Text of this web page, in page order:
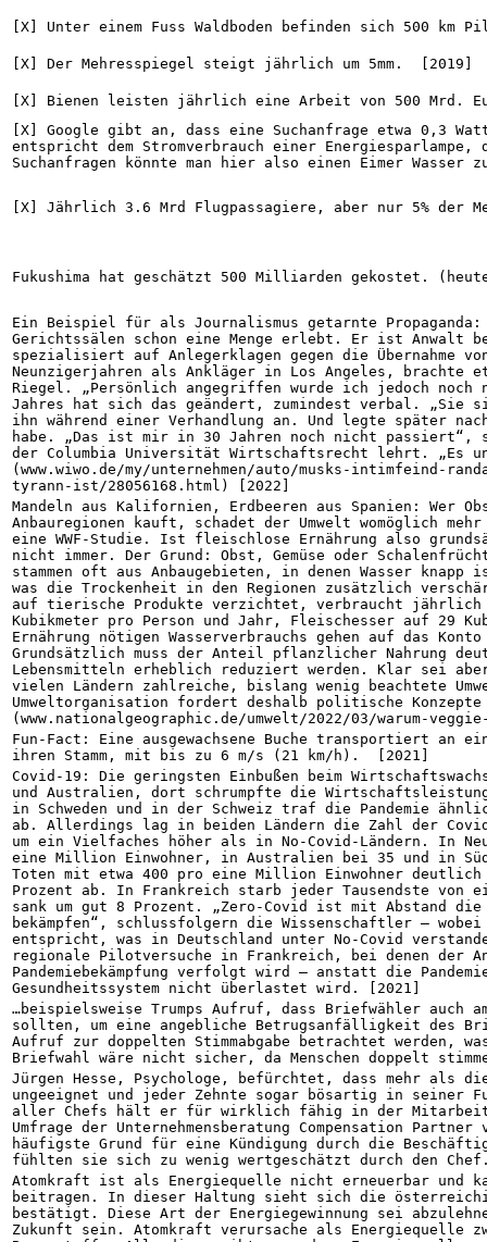
[X] Unter einem Fuss Waldboden befinden sich 500 km
[X] Der Mehresspiegel steigt jährlich um 5mm.  [2019]
[X] Bienen leisten jährlich eine Arbeit von 500 Mrd.
[X] Google gibt an, dass eine Suchanfrage etwa 0,3
entspricht dem Stromverbrauch einer
Suchanfragen könnte man hier also einen Eimer Wasser
[X] Jährlich 3.6 Mrd Flugpassagiere, aber nur 5% der
Fukushima hat geschätzt 500 Milliarden gekostet.
Ein Beispiel für als Journalismus getarnte Propaganda:
Gerichtssälen schon eine Menge erlebt. Er ist Anwalt
spezialisiert auf Anlegerklagen gegen die Übernahme
Neunzigerjahren als Ankläger in Los Angeles, brachte
Riegel. „Persönlich angegriffen wurde ich jedoch noch
Jahres hat sich das geändert, zumindest verbal. „Sie
ihn während einer Verhandlung an. Und legte später
habe. „Das ist mir in 30 Jahren noch nicht passiert“,
der Columbia Universität Wirtschaftsrecht lehrt. „Es
(www.wiwo.de/my/unternehmen/auto/musks-intimfeind-
tyrann-ist/28056168.html) [2022]
Mandeln aus Kalifornien, Erdbeeren aus Spanien: Wer
Anbauregionen kauft, schadet der Umwelt womöglich
eine WWF-Studie. Ist fleischlose Ernährung also
nicht immer. Der Grund: Obst, Gemüse oder
stammen oft aus Anbaugebieten, in denen Wasser
was die Trockenheit in den Regionen zusätzlich
auf tierische Produkte verzichtet, verbraucht jährlich
Kubikmeter pro Person und Jahr, Fleischesser auf 29
Ernährung nötigen Wasserverbrauchs gehen auf das
Grundsätzlich muss der Anteil pflanzlicher Nahrung
Lebensmitteln erheblich reduziert werden. Klar sei
vielen Ländern zahlreiche, bislang wenig beachtete
Umweltorganisation fordert deshalb politische Konzepte
(www.nationalgeographic.de/umwelt/2022/03/warum-
Fun-Fact: Eine ausgewachsene Buche transportiert an
ihren Stamm, mit bis zu 6 m/s (21 km/h).  [2021]
Covid-19: Die geringsten Einbußen beim
und Australien, dort schrumpfte die
in Schweden und in der Schweiz traf die Pandemie
ab. Allerdings lag in beiden Ländern die Zahl der
um ein Vielfaches höher als in No-Covid-Ländern. In
eine Million Einwohner, in Australien bei 35 und in
Toten mit etwa 400 pro eine Million Einwohner
Prozent ab. In Frankreich starb jeder Tausendste
sank um gut 8 Prozent. „Zero-Covid ist mit Abstand
bekämpfen“, schlussfolgern die Wissenschaftler –
entspricht, was in Deutschland unter No-Covid
regionale Pilotversuche in Frankreich, bei denen der
Pandemiebekämpfung verfolgt wird – anstatt die
Gesundheitssystem nicht überlastet wird. [2021]
…beispielsweise Trumps Aufruf, dass Briefwähler auch
sollten, um eine angebliche Betrugsanfälligkeit des
Aufruf zur doppelten Stimmabgabe betrachtet werden,
Briefwahl wäre nicht sicher, da Menschen doppelt
Jürgen Hesse, Psychologe, befürchtet, dass mehr als
ungeeignet und jeder Zehnte sogar bösartig in
aller Chefs hält er für wirklich fähig in der
Umfrage der Unternehmensberatung Compensation
häufigste Grund für eine Kündigung durch die
fühlten sie sich zu wenig wertgeschätzt durch den
Atomkraft ist als Energiequelle nicht erneuerbar und
beitragen. In dieser Haltung sieht sich die
bestätigt. Diese Art der Energiegewinnung sei
Zukunft sein. Atomkraft verursache als Energiequelle